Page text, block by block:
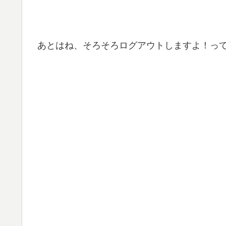
あとはね、そろそろログアウトしますよ！っ